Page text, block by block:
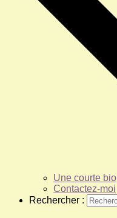
Une courte bio
Contactez-moi
Rechercher :